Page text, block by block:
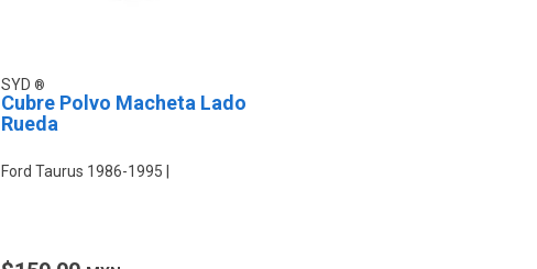
SYD
Cubre Polvo Macheta Lado
Rueda
Ford Taurus 1986-1995